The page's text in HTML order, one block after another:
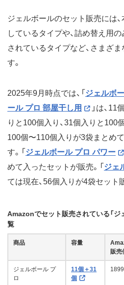
ジェルボールのセット販売には
しているタイプや、詰め替え用
されているタイプなど、さまざ
す。
2025年9月時点では、「 ジェルボ
ール プロ 部屋干し用
」は、
りと100個入り、31個入りと100
100個〜110個入りが3袋まとめ
す。「 ジェルボール プロ パワー
めて入ったセットが販売。「 ジェ
ては現在、56個入りが4袋セット
Amazonでセット販売されている「ジ
覧
商品 容量
販
ジェルボール プ
ロ
11個＋31
個